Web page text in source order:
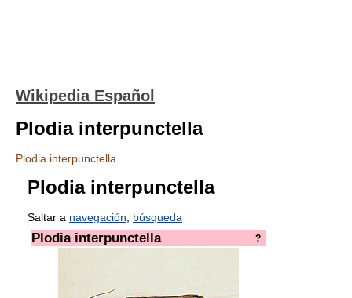
Wikipedia Español
Plodia interpunctella
Plodia interpunctella
Plodia interpunctella
Saltar a navegación búsqueda
?
Plodia interpunctella